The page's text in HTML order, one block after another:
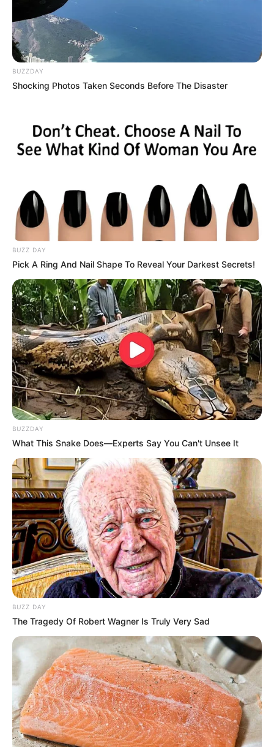
BUZZDAY
Shocking Photos Taken Seconds Before The Disaster
BUZZ DAY
Pick A Ring And Nail Shape To Reveal Your Darkest Secrets!
BUZZDAY
What This Snake Does—Experts Say You Can't Unsee It
BUZZ DAY
The Tragedy Of Robert Wagner Is Truly Very Sad